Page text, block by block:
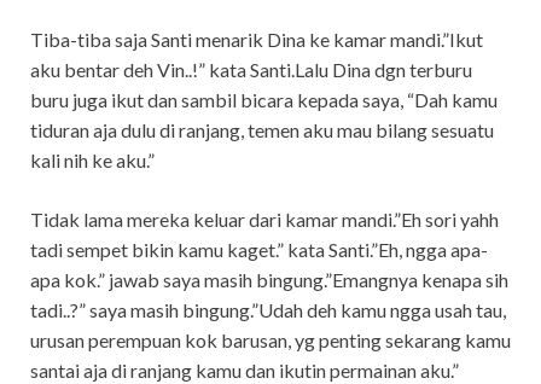
Tiba-tiba saja Santi menarik Dina ke kamar mandi.”Ikut
aku bentar deh Vin..!” kata Santi.Lalu Dina dgn terburu
buru juga ikut dan sambil bicara kepada saya, “Dah kamu
tiduran aja dulu di ranjang, temen aku mau bilang sesuatu
kali nih ke aku.”
Tidak lama mereka keluar dari kamar mandi.”Eh sori yahh
tadi sempet bikin kamu kaget.” kata Santi.”Eh, ngga apa-
apa kok.” jawab saya masih bingung.”Emangnya kenapa sih
tadi..?” saya masih bingung.”Udah deh kamu ngga usah tau,
urusan perempuan kok barusan, yg penting sekarang kamu
santai aja di ranjang kamu dan ikutin permainan aku.”